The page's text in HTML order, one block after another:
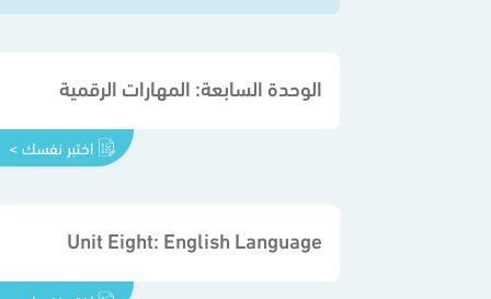
الوحدة السابعة: المهارات الرقمية
اختبر نفسك >
Unit Eight: English Language